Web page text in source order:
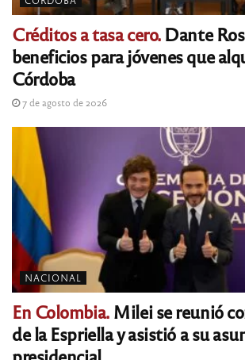
Créditos a tasa cero.Dante
beneficios para jóvenes que
Córdoba
7 de agosto de 2026
NACIONAL
En Colombia.Milei se reunió
de la Espriella y asistió a su